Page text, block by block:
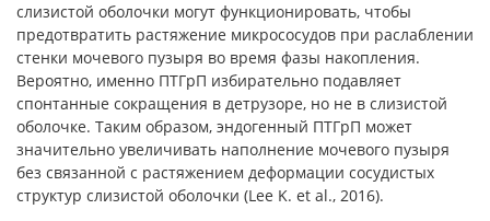
слизистой оболочки могут функционировать, чтобы
предотвратить растяжение микрососудов при раслаблении
стенки мочевого пузыря во время фазы накопления.
Вероятно, именно ПТГрП избирательно подавляет
спонтанные сокращения в детрузоре, но не в слизистой
оболочке. Таким образом, эндогенный ПТГрП может
значительно увеличивать наполнение мочевого пузыря
без связанной с растяжением деформации сосудистых
структур слизистой оболочки (Lee K. et al., 2016).